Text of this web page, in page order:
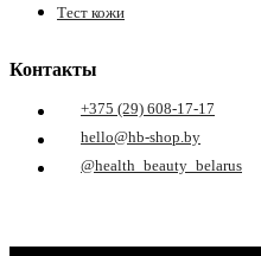
Тест кожи
Контакты
+375 (29) 608-17-17
hello@hb-shop.by
@health_beauty_belarus